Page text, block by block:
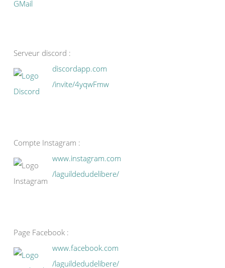
Serveur discord :
discordapp.com
/invite/4yqwFmw
Compte Instagram :
www.instagram.com
/laguildedudelibere/
Page Facebook :
www.facebook.com
/laguildedudelibere/